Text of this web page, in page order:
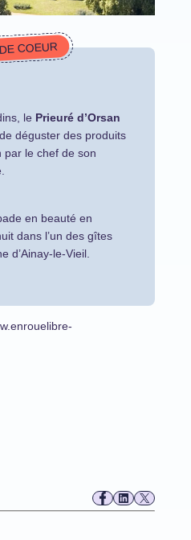
COEUR
le Prieuré d’Orsan
déguster des produits
par le chef de son
en beauté en
dans l’un des gîtes
d’Ainay-le-Vieil.